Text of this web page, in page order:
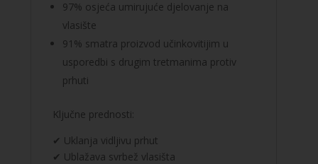
97% osjeća umirujuće djelovanje na
vlasište
91% smatra proizvod učinkovitijim u
usporedbi s drugim tretmanima protiv
prhuti
Ključne prednosti:
✔ Uklanja vidljivu prhut
✔ Ublažava svrbež vlasišta